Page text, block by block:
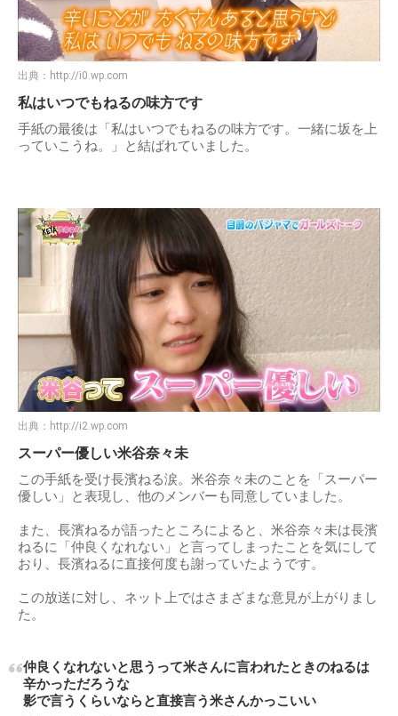
出典： http://i0.wp.com
私はいつでもねるの味方です
手紙の最後は「私はいつでもねるの味方です。一緒に坂を上
っていこうね。」と結ばれていました。
出典： http://i2.wp.com
スーパー優しい米谷奈々未
この手紙を受け長濱ねる涙。米谷奈々未のことを「スーパー
優しい」と表現し、他のメンバーも同意していました。
また、長濱ねるが語ったところによると、米谷奈々未は長濱
ねるに「仲良くなれない」と言ってしまったことを気にして
おり、長濱ねるに直接何度も謝っていたようです。
この放送に対し、ネット上ではさまざまな意見が上がりまし
た。
仲良くなれないと思うって米さんに言われたときのねるは
辛かっただろうな
影で言うくらいならと直接言う米さんかっこいい